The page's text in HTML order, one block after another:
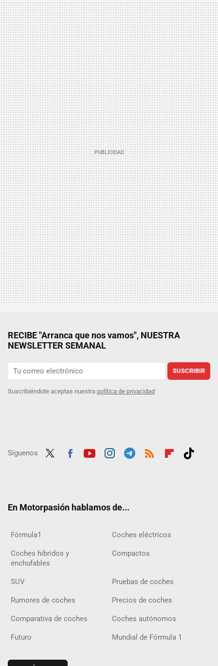
RECIBE "Arranca que nos vamos", NUESTRA
NEWSLETTER SEMANAL
SUSCRIBIR
Suscribiéndote aceptas nuestra política de privacidad
Síguenos
En Motorpasión hablamos de...
Fórmula1 Coches eléctricos
Coches híbridos y
enchufables
Compactos
SUV Pruebas de coches
Rumores de coches Precios de coches
Comparativa de coches Coches autónomos
Futuro Mundial de Fórmula 1